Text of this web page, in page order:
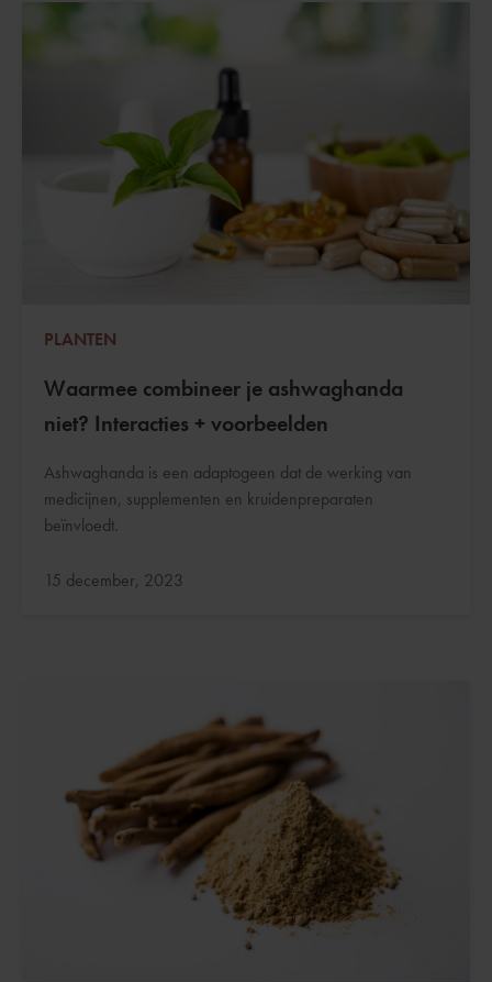
PLANTEN
Waarmee combineer je ashwaghanda
niet? Interacties + voorbeelden
Ashwaghanda is een adaptogeen dat de werking van
medicijnen, supplementen en kruidenpreparaten
beïnvloedt.
Bijgewerkt:
15 december, 2023